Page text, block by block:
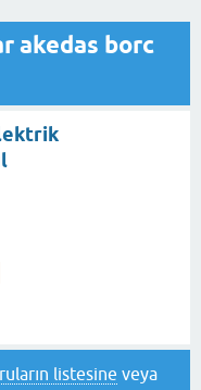
akedas borc
listesine veya